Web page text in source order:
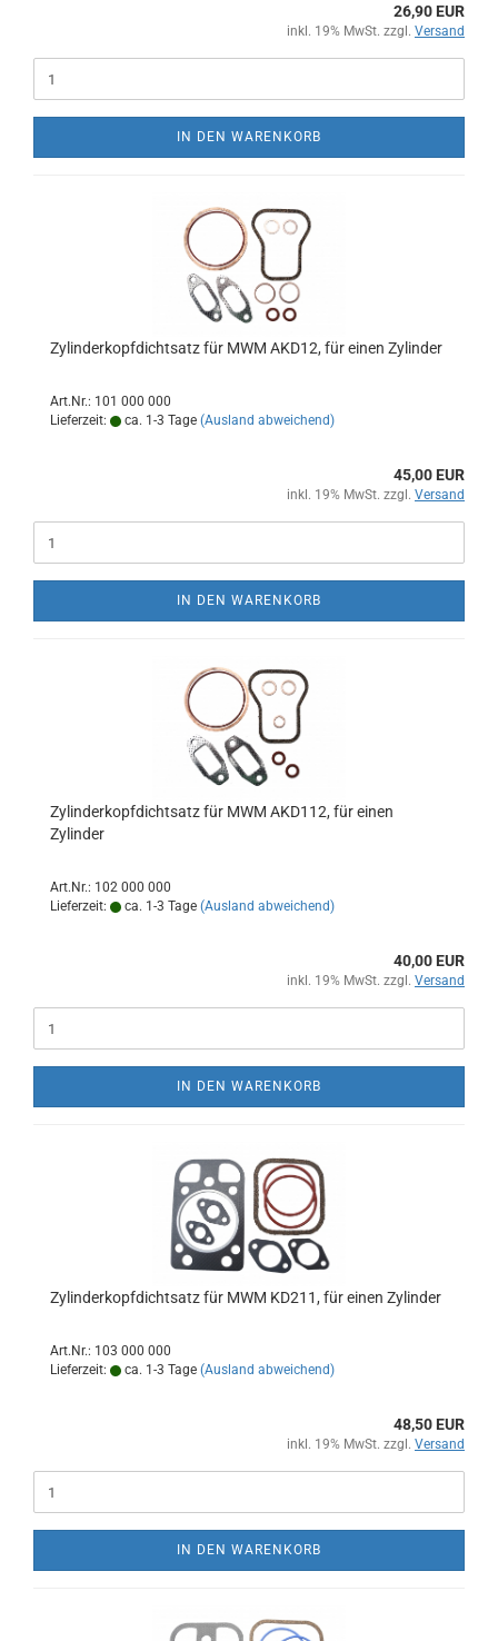
26,90 EUR
inkl. 19% MwSt. zzgl. Versand
IN DEN WARENKORB
Zylinderkopfdichtsatz für MWM AKD12, für einen Zylinder
Art.Nr.: 101 000 000
Lieferzeit:
ca. 1-3 Tage (Ausland abweichend)
45,00 EUR
inkl. 19% MwSt. zzgl. Versand
IN DEN WARENKORB
Zylinderkopfdichtsatz für MWM AKD112, für einen
Zylinder
Art.Nr.: 102 000 000
Lieferzeit:
ca. 1-3 Tage (Ausland abweichend)
40,00 EUR
inkl. 19% MwSt. zzgl. Versand
IN DEN WARENKORB
Zylinderkopfdichtsatz für MWM KD211, für einen Zylinder
Art.Nr.: 103 000 000
Lieferzeit:
ca. 1-3 Tage (Ausland abweichend)
48,50 EUR
inkl. 19% MwSt. zzgl. Versand
IN DEN WARENKORB